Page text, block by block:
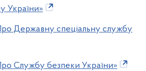
України»
Державну спеціальну службу
Службу безпеки України»